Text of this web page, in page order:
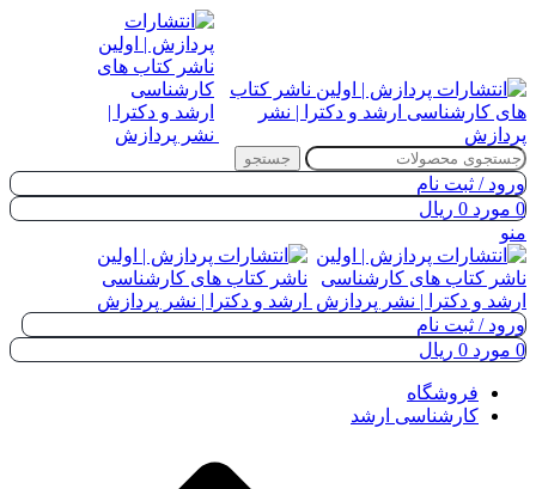
جستجو
ورود / ثبت نام
0 مورد 0 ریال
منو
ورود / ثبت نام
0 مورد 0 ریال
فروشگاه
کارشناسی ارشد